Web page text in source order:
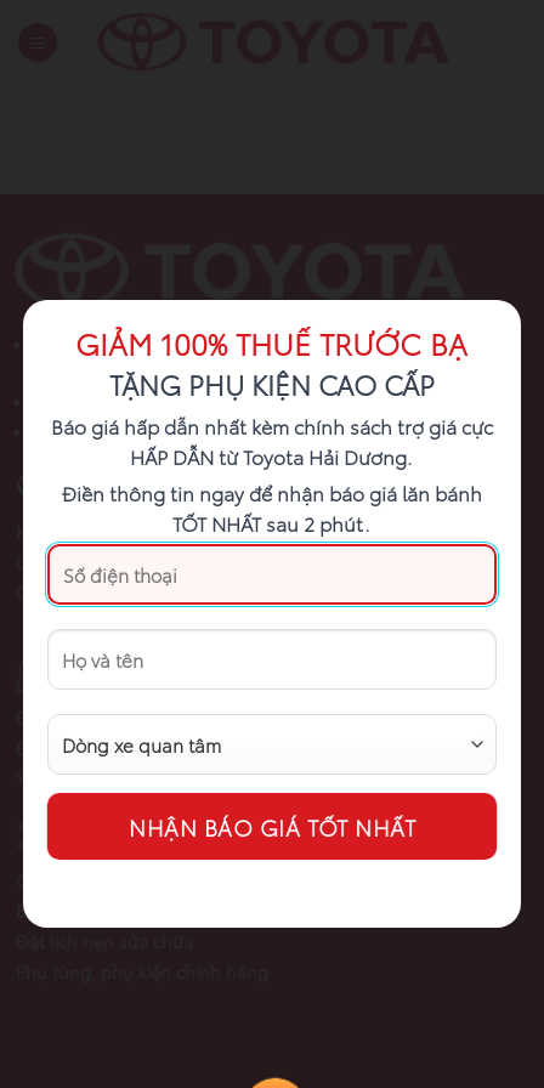
Add: Số 1, Đường Ngô Quyền, Phường Thành Đông, Thành
Phố Hải Phòng
Tel: 0948.882.982
Email: lynt.1012@gmail.com
HOTLINE
Kinh doanh: 0948 882 982
Dịch vụ: 0948 882 982
Cứu Hộ: 0948 882 982
KHÁCH HÀNG
Đăng ký nhận tin
Đăng ký lái thử xe
Ý kiến khách hàng
DỊCH VỤ
Bảo hành
GIẢM 100% THUẾ TRƯỚC BẠ
TẶNG PHỤ KIỆN CAO CẤP
Báo giá hấp dẫn nhất kèm chính sách trợ giá cực
HẤP DẪN từ Toyota Hải Dương.
Điền thông tin ngay để nhận báo giá lăn bánh
TỐT NHẤT sau 2 phút.